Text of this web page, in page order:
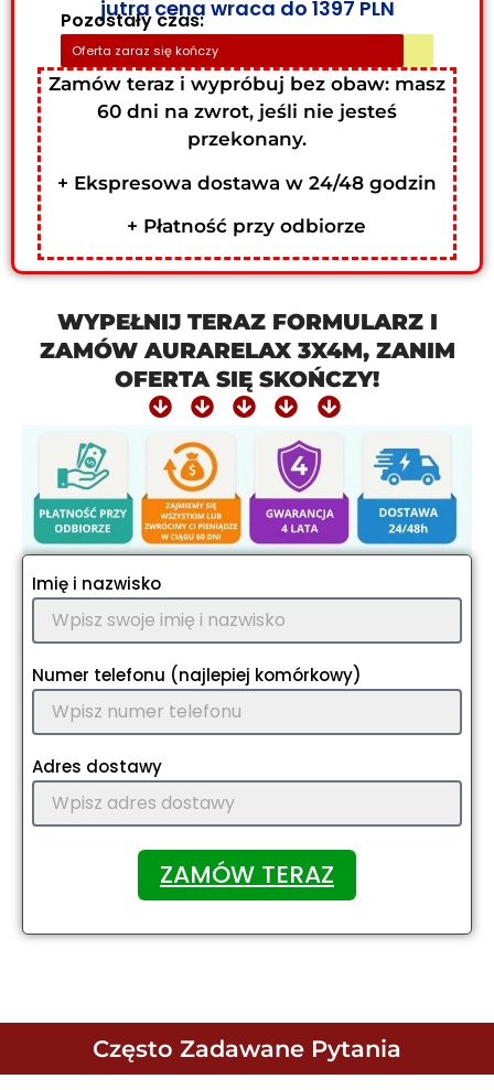
jutra cena wraca do 1397 PLN
Pozostały czas:
Oferta zaraz się kończy
Zamów teraz i wypróbuj bez obaw: masz
60 dni na zwrot, jeśli nie jesteś
przekonany.
+ Ekspresowa dostawa w 24/48 godzin
+ Płatność przy odbiorze
WYPEŁNIJ TERAZ FORMULARZ I
ZAMÓW AURARELAX 3X4M, ZANIM
OFERTA SIĘ SKOŃCZY!
Imię i nazwisko
Numer telefonu (najlepiej komórkowy)
Adres dostawy
ZAMÓW TERAZ
Często Zadawane Pytania